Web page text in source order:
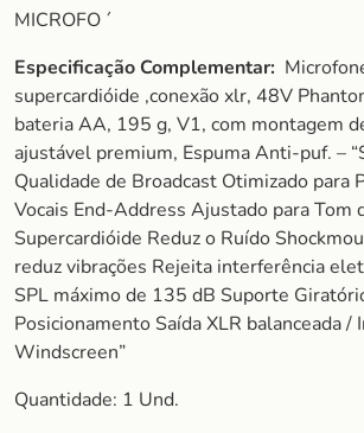
MICROFO ´
Especificação Complementar:
supercardióide ,conexão xlr, 48V
bateria AA, ‎195 g, V1, com montagem
ajustável premium, Espuma Anti-puf. –
Qualidade de Broadcast Otimizado para
Vocais End-Address Ajustado para Tom
Supercardióide Reduz o Ruído
reduz vibrações Rejeita interferência
SPL máximo de 135 dB Suporte
Posicionamento Saída XLR balanceada /
Windscreen”
Quantidade: 1 Und.